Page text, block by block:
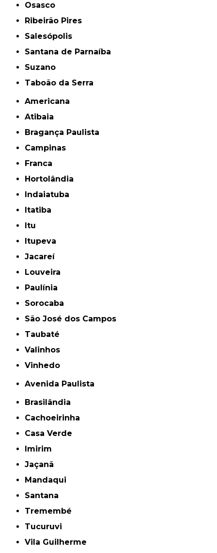
Osasco
Ribeirão Pires
Salesópolis
Santana de Parnaíba
Suzano
Taboão da Serra
Americana
Atibaia
Bragança Paulista
Campinas
Franca
Hortolândia
Indaiatuba
Itatiba
Itu
Itupeva
Jacareí
Louveira
Paulínia
Sorocaba
São José dos Campos
Taubaté
Valinhos
Vinhedo
Avenida Paulista
Brasilândia
Cachoeirinha
Casa Verde
Imirim
Jaçanã
Mandaqui
Santana
Tremembé
Tucuruvi
Vila Guilherme